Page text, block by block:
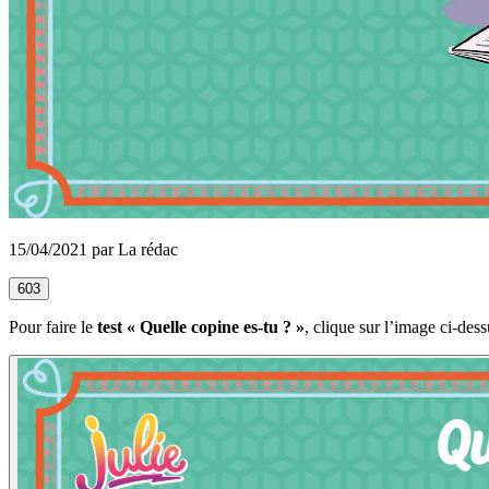
15/04/2021 par La rédac
603
Pour faire le test « Quelle copine es-tu ? », clique sur l’image ci-